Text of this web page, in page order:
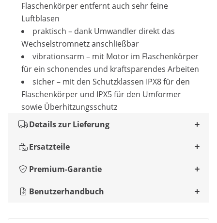
Flaschenkörper entfernt auch sehr feine
Luftblasen
praktisch – dank Umwandler direkt das
Wechselstromnetz anschließbar
vibrationsarm – mit Motor im Flaschenkörper
für ein schonendes und kraftsparendes Arbeiten
sicher – mit den Schutzklassen IPX8 für den
Flaschenkörper und IPX5 für den Umformer
sowie Überhitzungsschutz
Details zur Lieferung
Ersatzteile
Premium-Garantie
Benutzerhandbuch